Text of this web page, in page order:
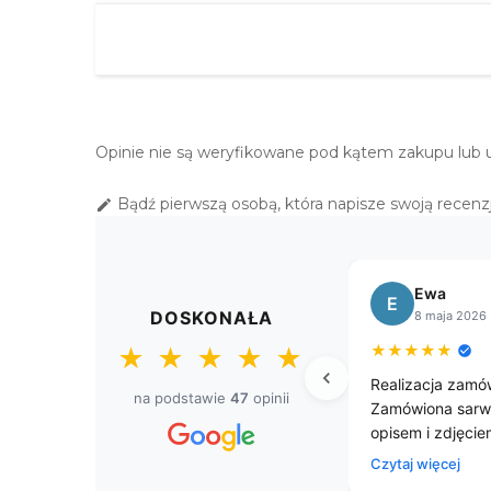
Opinie nie są weryfikowane pod kątem zakupu lub
 Bądź pierwszą osobą, która napisze swoją
DOSKONAŁA
★ ★ ★ ★ ★
na podstawie 47 opinii
8 kwietnia 2026
★★ ★
Przepięke gobelinowe obrusy.
S
8
★★ ★
czasem.
jestem